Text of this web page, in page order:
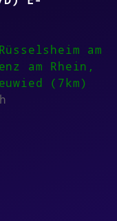
am
am Rhein,
(7km)